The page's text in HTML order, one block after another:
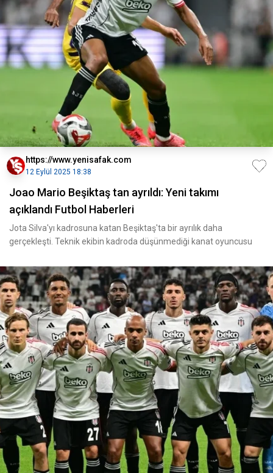
https://www.yenisafak.com
12 Eylül 2025 18:38
Joao Mario Beşiktaş tan ayrıldı: Yeni takımı
açıklandı Futbol Haberleri
Jota Silva'yı kadrosuna katan Beşiktaş'ta bir ayrılık daha
gerçekleşti. Teknik ekibin kadroda düşünmediği kanat oyuncusu